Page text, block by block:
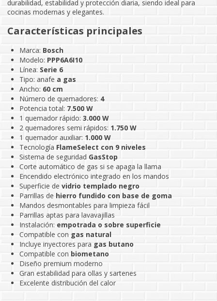
durabilidad, estabilidad y protección diaria, siendo ideal para
cocinas modernas y elegantes.
Características principales
Marca: Bosch
Modelo: PPP6A6I10
Línea: Serie 6
Tipo: anafe a gas
Ancho: 60 cm
Número de quemadores: 4
Potencia total: 7.500 W
1 quemador rápido: 3.000 W
2 quemadores semi rápidos: 1.750 W
1 quemador auxiliar: 1.000 W
Tecnología FlameSelect con 9 niveles
Sistema de seguridad GasStop
Corte automático de gas si se apaga la llama
Encendido electrónico integrado en los mandos
Superficie de vidrio templado negro
Parrillas de hierro fundido con base de goma
Mandos desmontables para limpieza fácil
Parrillas aptas para lavavajillas
Instalación: empotrada o sobre superficie
Compatible con gas natural
Incluye inyectores para gas butano
Compatible con biometano
Diseño premium moderno
Gran estabilidad para ollas y sartenes
Excelente distribución del calor